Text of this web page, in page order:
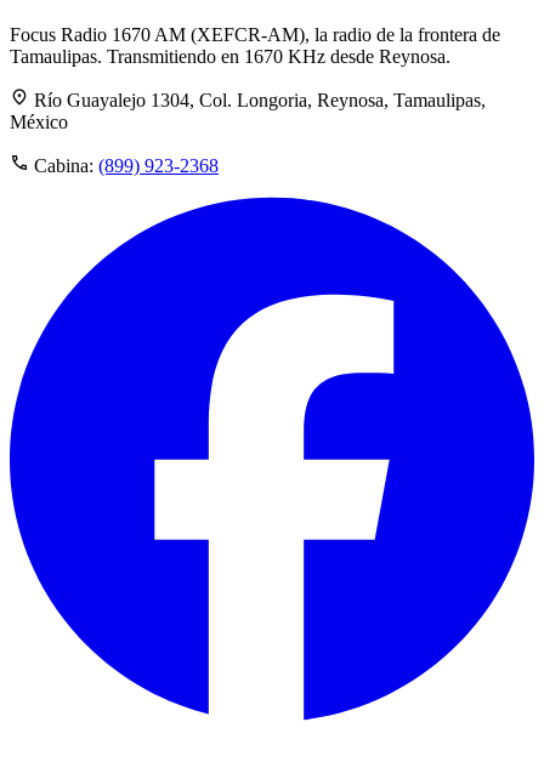
Focus Radio 1670 AM (XEFCR-AM), la radio de la frontera de
Tamaulipas. Transmitiendo en 1670 KHz desde Reynosa.
Río Guayalejo 1304, Col. Longoria, Reynosa, Tamaulipas,
México
Cabina: (899) 923-2368